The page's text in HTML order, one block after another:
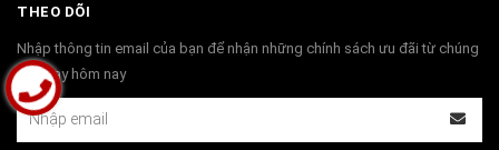
THEO DÕI
Nhập thông tin email của bạn để nhận những chính sách ưu đãi từ chúng
tôi ngay hôm nay